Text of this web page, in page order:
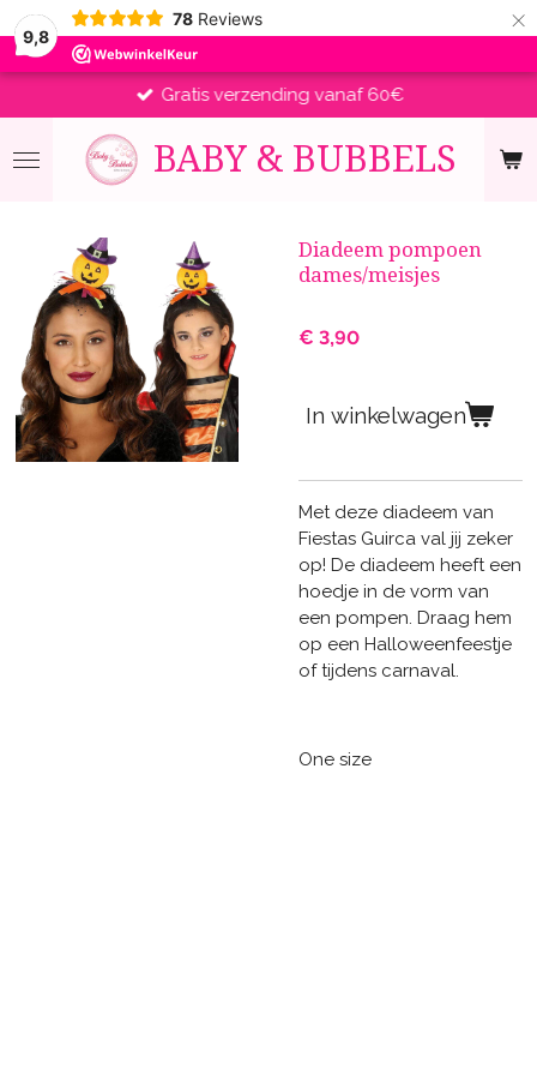
9,8
78 Reviews ×
BABY &BUBBELS
Gratis verzending vanaf 60€
Diadeem pompoen
dames/meisjes
€ 3,90
In winkelwagen
Met deze diadeem van
Fiestas Guirca val jij zeker
op! De diadeem heeft een
hoedje in de vorm van
een pompen. Draag hem
op een Halloweenfeestje
of tijdens carnaval.
One size